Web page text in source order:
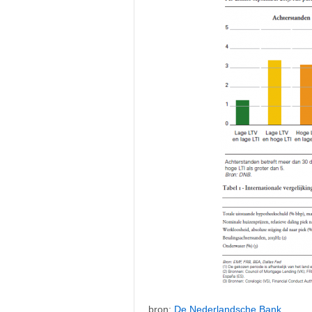
bron: De Nederlandsche Bank